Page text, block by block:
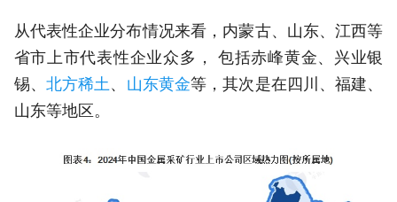
从代表性企业分布情况来看，内蒙古、山东、江西等
省市上市代表性企业众多， 包括赤峰黄金、兴业银
锡、 北方稀土 、 山东黄金等，其次是在四川、福建、
山东等地区。